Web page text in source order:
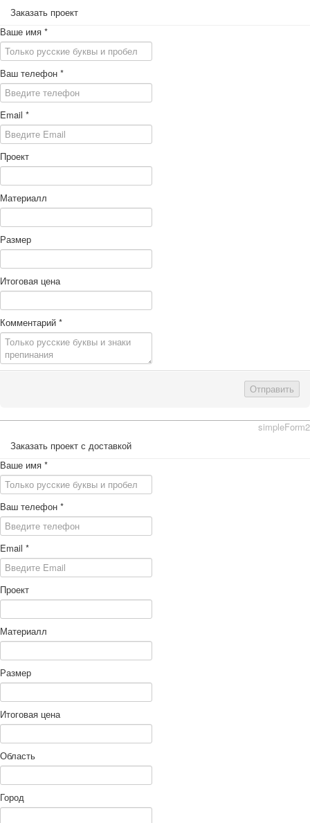
Заказать проект
Ваше имя *
Ваш телефон *
Email *
Проект
Материалл
Размер
Итоговая цена
Комментарий *
Отправить
simpleForm2
Заказать проект с доставкой
Ваше имя *
Ваш телефон *
Email *
Проект
Материалл
Размер
Итоговая цена
Область
Город